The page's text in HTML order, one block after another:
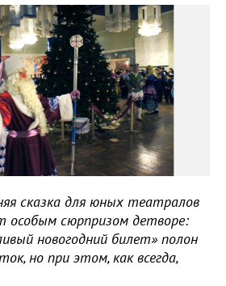
сказка для юных театралов
сюрпризом детворе:
новогодний билет» полон
но при этом, как всегда,